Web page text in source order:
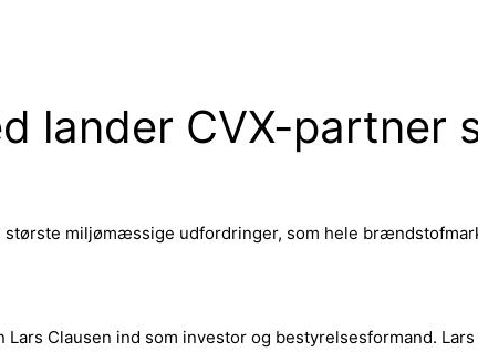
lander CVX-partner
miljømæssige udfordringer, som hele
Clausen ind som investor og bestyrelsesformand.